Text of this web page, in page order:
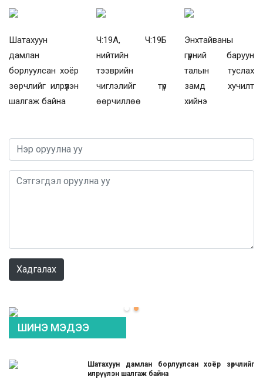
Шатахуун
дамлан
борлуулсан хоёр
зөрчлийг илрүүлэн
шалгаж байна
Ч:19А, Ч:19Б
нийтийн
тээврийн
чиглэлийг түр
өөрчиллөө
Энхтайваны
гүүрний баруун
талын туслах
замд хучилт
хийнэ
Хадгалах
ШИНЭ МЭДЭЭ
Шатахуун дамлан борлуулсан хоёр зөрчлийг
илрүүлэн шалгаж байна